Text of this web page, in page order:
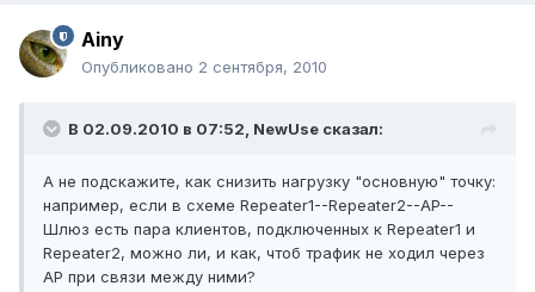
Ainy
Опубликовано 2 сентября, 2010
В 02.09.2010 в 07:52, NewUse сказал:
А не подскажите, как снизить нагрузку "основную" точку:
например, если в схеме Repeater1--Repeater2--AP--
Шлюз есть пара клиентов, подключенных к Repeater1 и
Repeater2, можно ли, и как, чтоб трафик не ходил через
AP при связи между ними?